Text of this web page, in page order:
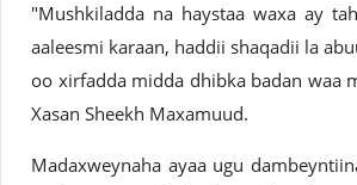
"Mushkiladda na haystaa waxa ay
aaleesmi karaan, haddii shaqadii la
oo xirfadda midda dhibka badan waa
Xasan Sheekh Maxamuud.
Madaxweynaha ayaa ugu